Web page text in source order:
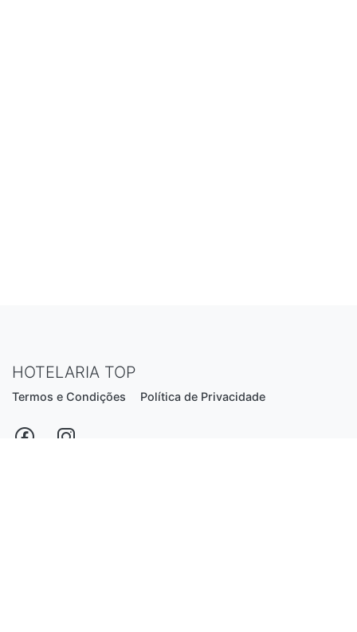
HOTELARIA TOP
Termos e Condições Política de Privacidade